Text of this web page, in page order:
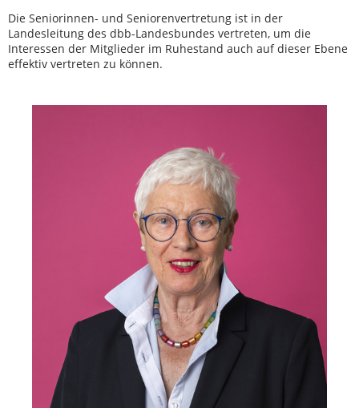
Die Seniorinnen- und Seniorenvertretung ist in der
Landesleitung des dbb-Landesbundes vertreten, um die
Interessen der Mitglieder im Ruhestand auch auf dieser Ebene
effektiv vertreten zu können.